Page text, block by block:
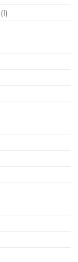
(1)